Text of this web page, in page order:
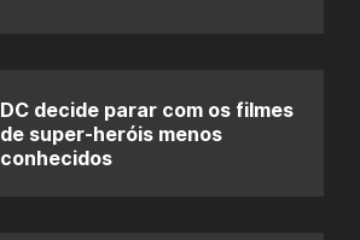
DC decide parar com os filmes
de super-heróis menos
conhecidos